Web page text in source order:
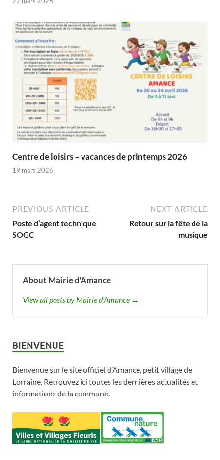
Centre de loisirs – vacances de printemps 2026
19 mars 2026
PREVIOUS ARTICLE
Poste d’agent technique
SOGC
NEXT ARTICLE
Retour sur la fête de la
musique
About Mairie d'Amance
View all posts by Mairie d'Amance →
BIENVENUE
Bienvenue sur le site officiel d’Amance, petit village de
Lorraine. Retrouvez ici toutes les dernières actualités et
informations de la commune.